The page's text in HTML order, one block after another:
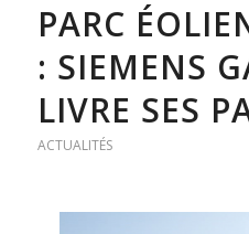
PARC
: SIEMENS
LIVRE SES
ACTUALITÉS